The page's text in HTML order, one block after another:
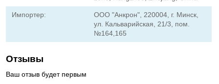
Импортер:
ООО "Анкрон", 220004, г. Минск,
ул. Кальварийская, 21/3, пом.
№164,165
Отзывы
Ваш отзыв будет первым